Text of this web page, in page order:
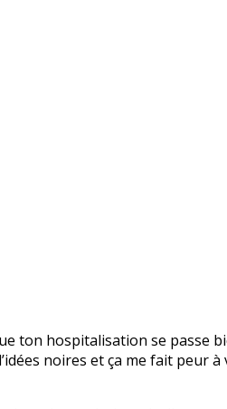
ton hospitalisation se passe
noires et ça me fait peur à